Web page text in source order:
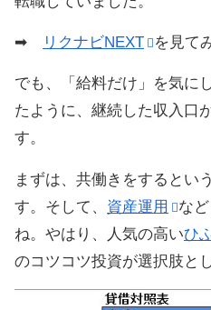
➡ リクナビNEXT を見て
でも、「給料だけ」を気に
たように、継続した収入口
す。
まずは、共働きをするとい
す。そして、 資産運用
な
ね。やはり、人気の高いひ
のコツコツ投資が選択肢と